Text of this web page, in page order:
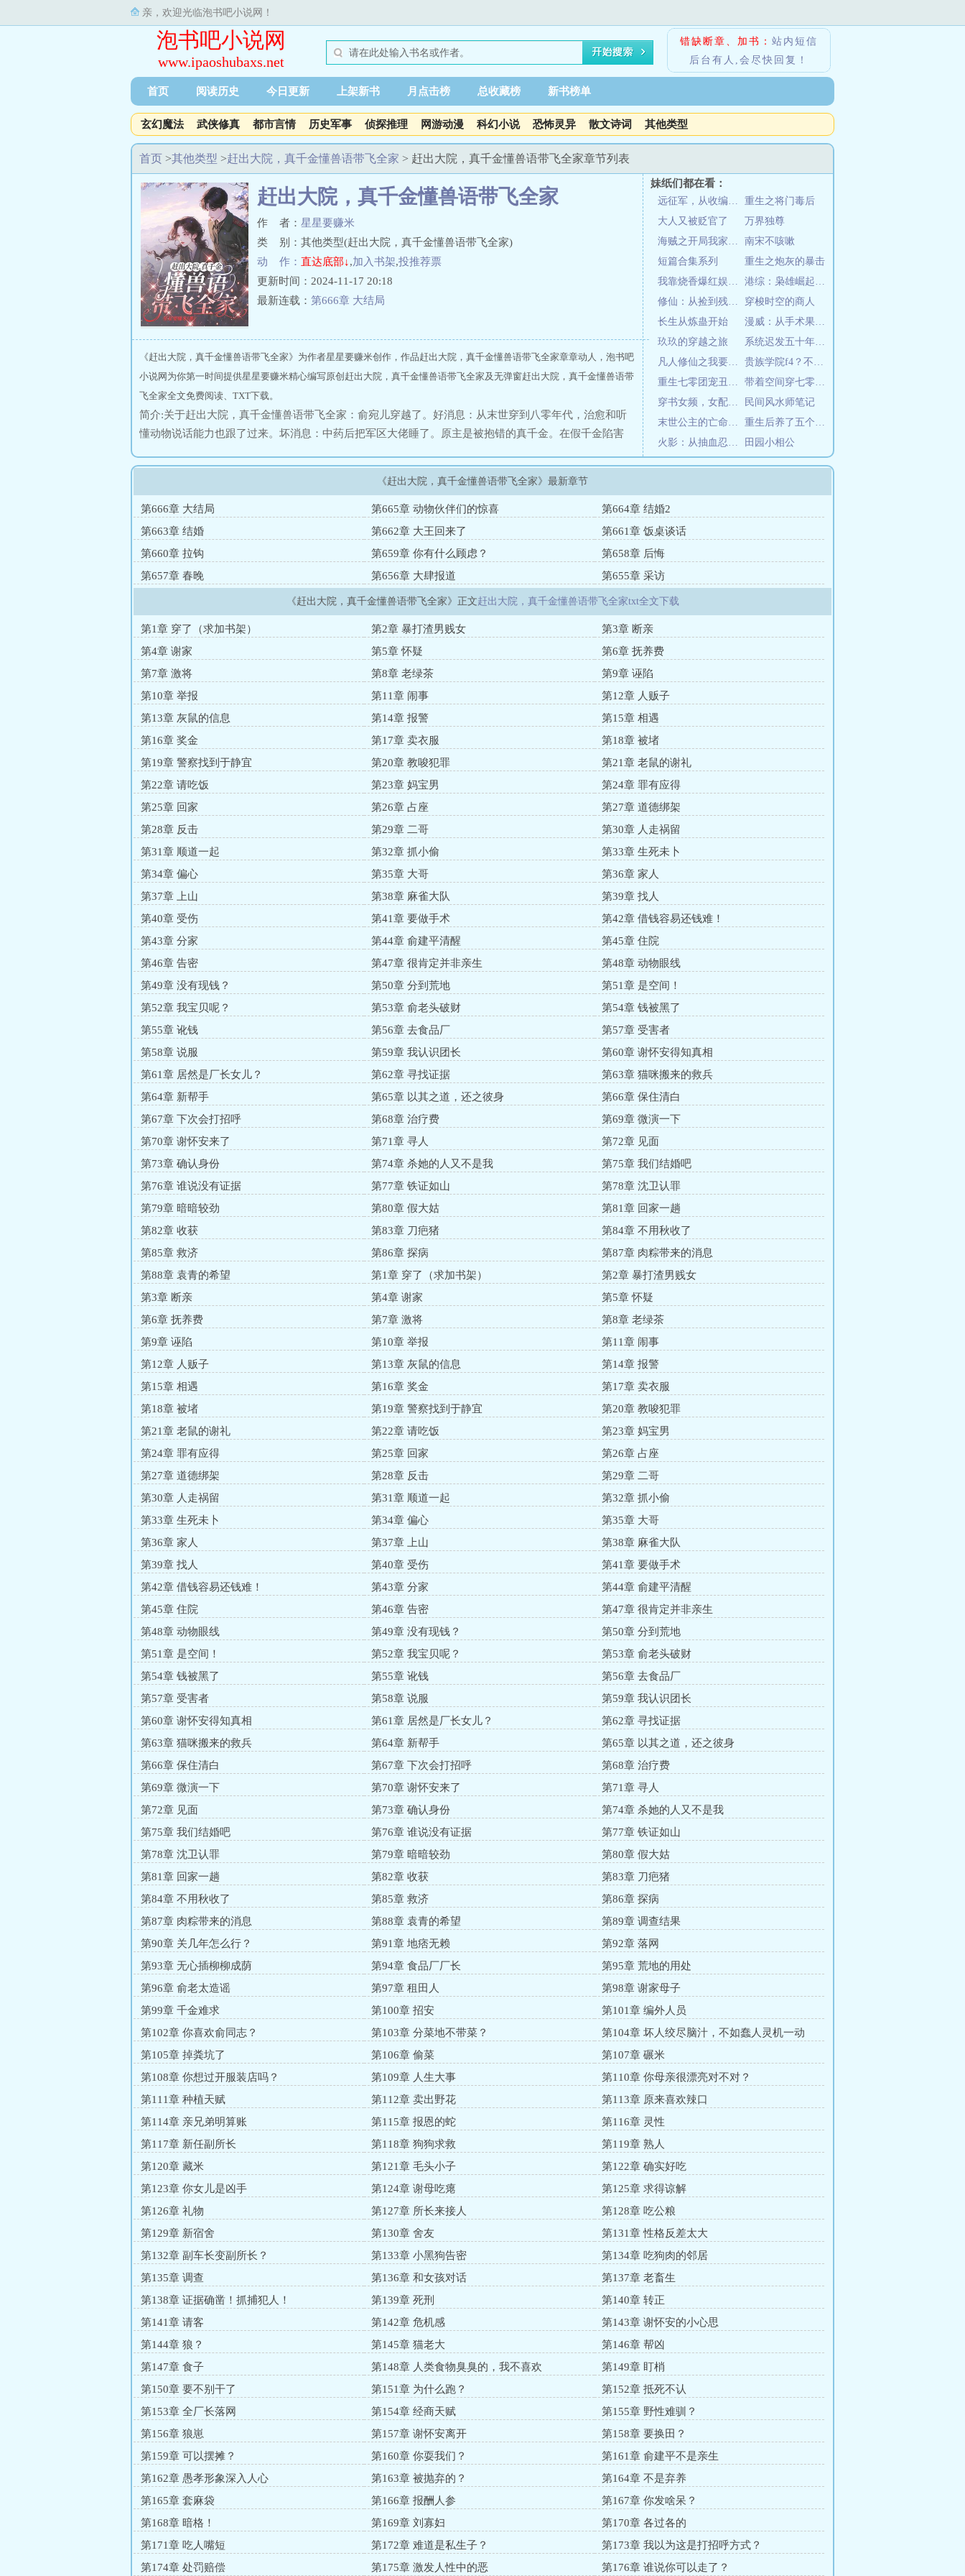
亲，欢迎光临泡书吧小说网！
泡书吧小说网
www.ipaoshubaxs.net
错缺断章、加书： 站内短信
后台有人,会尽快回复！
首页 阅读历史 今日更新 上架新书 月点击榜 总收藏榜 新书榜单
玄幻魔法 武侠修真 都市言情 历史军事 侦探推理 网游动漫 科幻小说 恐怖灵异 散文诗词 其他类型
首页 >其他类型 >赶出大院，真千金懂兽语带飞全家 > 赶出大院，真千金懂兽语带飞全家章节列表
妹纸们都在看：
远征军，从收编溃兵开始称霸南洋
重生之将门毒后
大人又被贬官了
万界独尊
海贼之开局我家没了
南宋不咳嗽
短篇合集系列
重生之炮灰的暴击
我靠烧香爆红娱乐圈
港综：枭雄崛起，从铜锣湾开始
修仙：从捡到残破小塔开始
穿梭时空的商人
长生从炼蛊开始
漫威：从手术果实开始无敌
玖玖的穿越之旅
系统迟发五十年，老太退休成团宠
凡人修仙之我要长生
贵族学院f4？不是哥的舔狗吗
重生七零团宠丑女大翻身
带着空间穿七零，搬空家里去下乡
穿书女频，女配弟子全是冲师逆徒
民间风水师笔记
末世公主的亡命日常
重生后养了五个神级崽崽
火影：从抽血忍界开始做帝国太阳
田园小相公
赶出大院，真千金懂兽语带飞全家
作 者： 星星要赚米
类 别：其他类型(赶出大院，真千金懂兽语带飞全家)
动 作： 直达底部↓,加入书架,投推荐票
更新时间：2024-11-17 20:18
最新连载： 第666章 大结局
《赶出大院，真千金懂兽语带飞全家》为作者星星要赚米创作，作品赶出大院，真千金懂兽语带飞全家章章动人，泡书吧
小说网为你第一时间提供星星要赚米精心编写原创赶出大院，真千金懂兽语带飞全家及无弹窗赶出大院，真千金懂兽语带
飞全家全文免费阅读、TXT下载。
简介:关于赶出大院，真千金懂兽语带飞全家：俞宛儿穿越了。好消息：从末世穿到八零年代，治愈和听
懂动物说话能力也跟了过来。坏消息：中药后把军区大佬睡了。原主是被抱错的真千金。在假千金陷害
这好像是娃娃亲对象那个厉害的堂哥？麻雀：在麻雀告知下，俞宛儿得知这一切是假千金设局，害她身
败名裂，就为把她踢回穷山沟。俞宛儿冷笑：走可以，但必须得让这群人扒层皮！回到养父母家。俞宛
儿凭借异能改变养父母家命运。爹爹滚落陷阱，麻雀带路，及时得到救治。大哥工厂大型事故，小猫提
醒，有了防范。二哥开饭店，同行眼红陷害，小狗提前发现。三哥错信朋友，还好有老鼠通风报信。养
父母一家：你们不稀罕宛儿，我们稀罕！……本打算买房收租过完一生的俞宛儿，意外成了编外人员，
和小动物们直接带飞军队。……某军官堵住家门："俞同志不打算给个名分？"……多年后，假千金遇见
曾经家人。说好的家破人亡？怎么成了服装大佬？种植大师？国宴大厨？龙头企业？军界新星？难道她
重生选错家人了？亲生父母跪在电视前痛哭：“宛儿，我们错了……
《赶出大院，真千金懂兽语带飞全家》最新章节
第666章 大结局 第665章 动物伙伴们的惊喜
第664章 结婚2
第663章 结婚
第662章 大王回来了
第661章 饭桌谈话
第660章 拉钩
第659章 你有什么顾虑？
第658章 后悔
第657章 春晚
第656章 大肆报道 第655章 采访
《赶出大院，真千金懂兽语带飞全家》正文赶出大院，真千金懂兽语带飞全家txt全文下载
第1章 穿了（求加书架） 第2章 暴打渣男贱女
第3章 断亲
第4章 谢家
第5章 怀疑
第6章 抚养费
第7章 激将
第8章 老绿茶
第9章 诬陷
第10章 举报
第11章 闹事
第12章 人贩子
第13章 灰鼠的信息
第14章 报警
第15章 相遇
第16章 奖金
第17章 卖衣服
第18章 被堵
第19章 警察找到于静宜
第20章 教唆犯罪
第21章 老鼠的谢礼
第22章 请吃饭
第23章 妈宝男
第24章 罪有应得
第25章 回家
第26章 占座
第27章 道德绑架
第28章 反击
第29章 二哥
第30章 人走祸留
第31章 顺道一起
第32章 抓小偷
第33章 生死未卜
第34章 偏心
第35章 大哥
第36章 家人
第37章 上山
第38章 麻雀大队
第39章 找人
第40章 受伤
第41章 要做手术
第42章 借钱容易还钱难！
第43章 分家
第44章 俞建平清醒
第45章 住院
第46章 告密
第47章 很肯定并非亲生
第48章 动物眼线
第49章 没有现钱？
第50章 分到荒地
第51章 是空间！
第52章 我宝贝呢？
第53章 俞老头破财
第54章 钱被黑了
第55章 讹钱
第56章 去食品厂
第57章 受害者
第58章 说服
第59章 我认识团长
第60章 谢怀安得知真相
第61章 居然是厂长女儿？
第62章 寻找证据
第63章 猫咪搬来的救兵
第64章 新帮手
第65章 以其之道，还之彼身
第66章 保住清白
第67章 下次会打招呼
第68章 治疗费
第69章 微演一下
第70章 谢怀安来了
第71章 寻人
第72章 见面
第73章 确认身份
第74章 杀她的人又不是我
第75章 我们结婚吧
第76章 谁说没有证据
第77章 铁证如山
第78章 沈卫认罪
第79章 暗暗较劲
第80章 假大姑
第81章 回家一趟
第82章 收获
第83章 刀疤猪
第84章 不用秋收了
第85章 救济
第86章 探病
第87章 肉粽带来的消息
第88章 袁青的希望
第1章 穿了（求加书架）
第2章 暴打渣男贱女
第3章 断亲
第4章 谢家
第5章 怀疑
第6章 抚养费
第7章 激将
第8章 老绿茶
第9章 诬陷
第10章 举报
第11章 闹事
第12章 人贩子
第13章 灰鼠的信息
第14章 报警
第15章 相遇
第16章 奖金
第17章 卖衣服
第18章 被堵
第19章 警察找到于静宜
第20章 教唆犯罪
第21章 老鼠的谢礼
第22章 请吃饭
第23章 妈宝男
第24章 罪有应得
第25章 回家
第26章 占座
第27章 道德绑架
第28章 反击
第29章 二哥
第30章 人走祸留
第31章 顺道一起
第32章 抓小偷
第33章 生死未卜
第34章 偏心
第35章 大哥
第36章 家人
第37章 上山
第38章 麻雀大队
第39章 找人
第40章 受伤
第41章 要做手术
第42章 借钱容易还钱难！
第43章 分家
第44章 俞建平清醒
第45章 住院
第46章 告密
第47章 很肯定并非亲生
第48章 动物眼线
第49章 没有现钱？
第50章 分到荒地
第51章 是空间！
第52章 我宝贝呢？
第53章 俞老头破财
第54章 钱被黑了
第55章 讹钱
第56章 去食品厂
第57章 受害者
第58章 说服
第59章 我认识团长
第60章 谢怀安得知真相
第61章 居然是厂长女儿？
第62章 寻找证据
第63章 猫咪搬来的救兵
第64章 新帮手
第65章 以其之道，还之彼身
第66章 保住清白
第67章 下次会打招呼
第68章 治疗费
第69章 微演一下
第70章 谢怀安来了
第71章 寻人
第72章 见面
第73章 确认身份
第74章 杀她的人又不是我
第75章 我们结婚吧
第76章 谁说没有证据
第77章 铁证如山
第78章 沈卫认罪
第79章 暗暗较劲
第80章 假大姑
第81章 回家一趟
第82章 收获
第83章 刀疤猪
第84章 不用秋收了
第85章 救济
第86章 探病
第87章 肉粽带来的消息
第88章 袁青的希望
第89章 调查结果
第90章 关几年怎么行？
第91章 地痞无赖
第92章 落网
第93章 无心插柳柳成荫
第94章 食品厂厂长
第95章 荒地的用处
第96章 俞老太造谣
第97章 租田人
第98章 谢家母子
第99章 千金难求
第100章 招安
第101章 编外人员
第102章 你喜欢俞同志？
第103章 分菜地不带菜？
第104章 坏人绞尽脑汁，不如蠢人灵机一动
第105章 掉粪坑了
第106章 偷菜
第107章 碾米
第108章 你想过开服装店吗？
第109章 人生大事
第110章 你母亲很漂亮对不对？
第111章 种植天赋
第112章 卖出野花
第113章 原来喜欢辣口
第114章 亲兄弟明算账
第115章 报恩的蛇
第116章 灵性
第117章 新任副所长
第118章 狗狗求救
第119章 熟人
第120章 藏米
第121章 毛头小子
第122章 确实好吃
第123章 你女儿是凶手
第124章 谢母吃瘪
第125章 求得谅解
第126章 礼物
第127章 所长来接人
第128章 吃公粮
第129章 新宿舍
第130章 舍友
第131章 性格反差太大
第132章 副车长变副所长？
第133章 小黑狗告密
第134章 吃狗肉的邻居
第135章 调查
第136章 和女孩对话
第137章 老畜生
第138章 证据确凿！抓捕犯人！
第139章 死刑
第140章 转正
第141章 请客
第142章 危机感
第143章 谢怀安的小心思
第144章 狼？
第145章 猫老大
第146章 帮凶
第147章 食子
第148章 人类食物臭臭的，我不喜欢
第149章 盯梢
第150章 要不别干了
第151章 为什么跑？
第152章 抵死不认
第153章 全厂长落网
第154章 经商天赋
第155章 野性难驯？
第156章 狼崽
第157章 谢怀安离开
第158章 要换田？
第159章 可以摆摊？
第160章 你耍我们？
第161章 俞建平不是亲生
第162章 愚孝形象深入人心
第163章 被抛弃的？
第164章 不是弃养
第165章 套麻袋
第166章 报酬人参
第167章 你发啥呆？
第168章 暗格！
第169章 刘寡妇
第170章 各过各的
第171章 吃人嘴短
第172章 难道是私生子？
第173章 我以为这是打招呼方式？
第174章 处罚赔偿
第175章 激发人性中的恶 第176章 谁说你可以走了？